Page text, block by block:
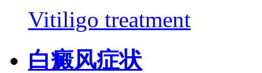
Vitiligo treatment
白癜风症状